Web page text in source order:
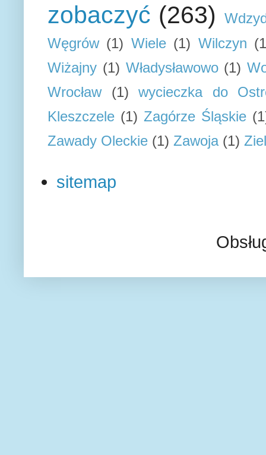
zobaczyć (263)
Węgrów (1) Wiele (1) Wilczyn
Wiżajny (1) Władysławowo (1)
Wrocław
(1)
wycieczka do
Kleszczele (1) Zagórze Śląskie
Zawady Oleckie (1) Zawoja (1)
sitemap